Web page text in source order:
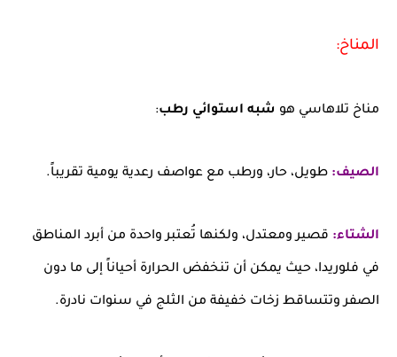
المناخ:
مناخ تلاهاسي هو شبه استوائي رطب:
الصيف: طويل، حار، ورطب مع عواصف رعدية يومية تقريباً.
الشتاء: قصير ومعتدل، ولكنها تُعتبر واحدة من أبرد المناطق
في فلوريدا، حيث يمكن أن تنخفض الحرارة أحياناً إلى ما دون
الصفر وتتساقط زخات خفيفة من الثلج في سنوات نادرة.